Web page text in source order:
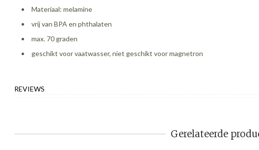
Materiaal: melamine
vrij van BPA en phthalaten
max. 70 graden
geschikt voor vaatwasser, niet geschikt voor magnetron
REVIEWS
Gerelateerde